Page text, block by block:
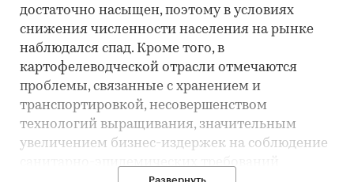
достаточно насыщен, поэтому в условиях
снижения численности населения на рынке
наблюдался спад. Кроме того, в
картофелеводческой отрасли отмечаются
проблемы, связанные с хранением и
транспортировкой, несовершенством
технологий выращивания, значительным
увеличением бизнес-издержек на соблюдение
Развернуть